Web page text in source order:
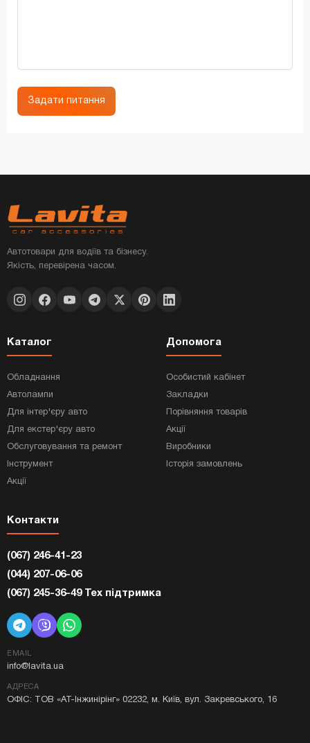
Задати питання
Автотовари для водіїв та бізнесу.
Якість, перевірена часом.
Каталог
Обладнання
Автолампи
Для інтер'єру авто
Для екстер'єру авто
Обслуговування та ремонт
Інструмент
Акції
Допомога
Особистий кабінет
Закладки
Порівняння товарів
Акції
Виробники
Історія замовлень
Контакти
(067) 246-41-23
(044) 207-06-06
(067) 245-36-49 Тех підтримка
EMAIL
info@lavita.ua
АДРЕСА
ОФІС: ТОВ «АТ-Інжинірінг» 02232, м. Київ, вул. Закревського, 16